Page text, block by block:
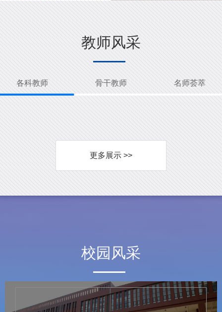
少儿部活动
少儿部荣誉
教师风采
各科教师 骨干教师 名师荟萃
更多展示 >>
校园风采